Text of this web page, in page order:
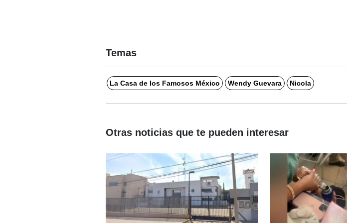
Temas
La Casa de los Famosos México Wendy Guevara Nicola
Otras noticias que te pueden interesar